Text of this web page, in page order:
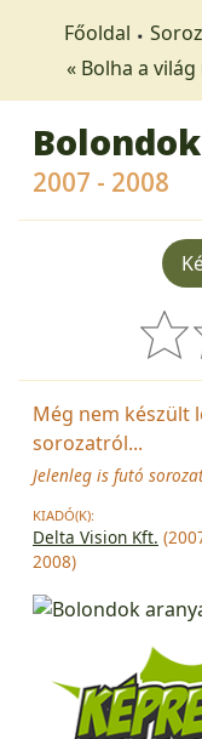
Főoldal
« Bolha a világ
2007 - 2008
Még nem készült
sorozatról...
Jelenleg is futó
KIADÓ(K):
Delta Vision Kft.
2008)